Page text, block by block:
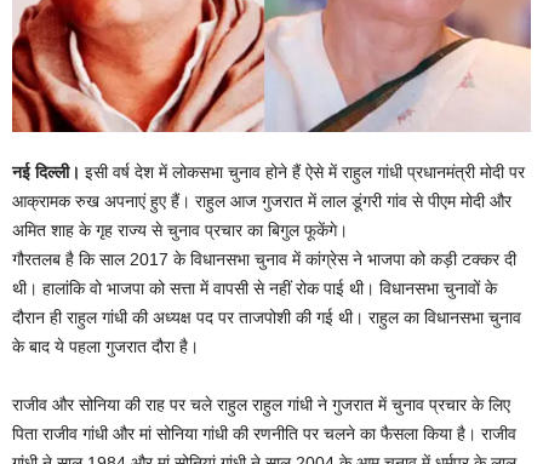
नई दिल्ली। इसी वर्ष देश में लोकसभा चुनाव होने हैं ऐसे में राहुल गांधी प्रधानमंत्री मोदी पर
आक्रामक रुख अपनाएं हुए हैं। राहुल आज गुजरात में लाल डूंगरी गांव से पीएम मोदी और
अमित शाह के गृह राज्य से चुनाव प्रचार का बिगुल फूकेंगे।
गौरतलब है कि साल 2017 के विधानसभा चुनाव में कांग्रेस ने भाजपा को कड़ी टक्कर दी
थी। हालांकि वो भाजपा को सत्ता में वापसी से नहीं रोक पाई थी। विधानसभा चुनावों के
दौरान ही राहुल गांधी की अध्यक्ष पद पर ताजपोशी की गई थी। राहुल का विधानसभा चुनाव
के बाद ये पहला गुजरात दौरा है।
राजीव और सोनिया की राह पर चले राहुल राहुल गांधी ने गुजरात में चुनाव प्रचार के लिए
पिता राजीव गांधी और मां सोनिया गांधी की रणनीति पर चलने का फैसला किया है। राजीव